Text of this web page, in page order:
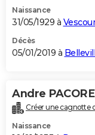
Naissance
31/05/1929 à
Décès
05/01/2019 à
Andre
Créer une cagnotte
Naissance